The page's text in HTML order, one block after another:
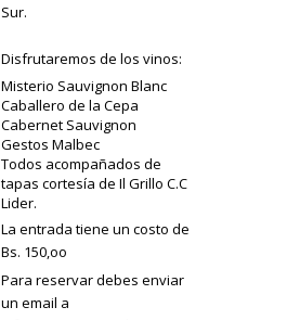
Sur.
Disfrutaremos de los vinos:
Misterio Sauvignon Blanc
Caballero de la Cepa
Cabernet Sauvignon
Gestos Malbec
Todos acompañados de
tapas cortesía de Il Grillo C.C
Lider.
La entrada tiene un costo de
Bs. 150,oo
Para reservar debes enviar
un email a